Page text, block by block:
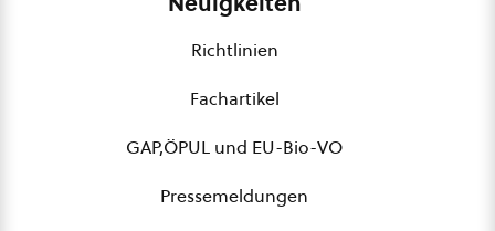
Richtlinien
Fachartikel
GAP,ÖPUL und EU-Bio-VO
Pressemeldungen